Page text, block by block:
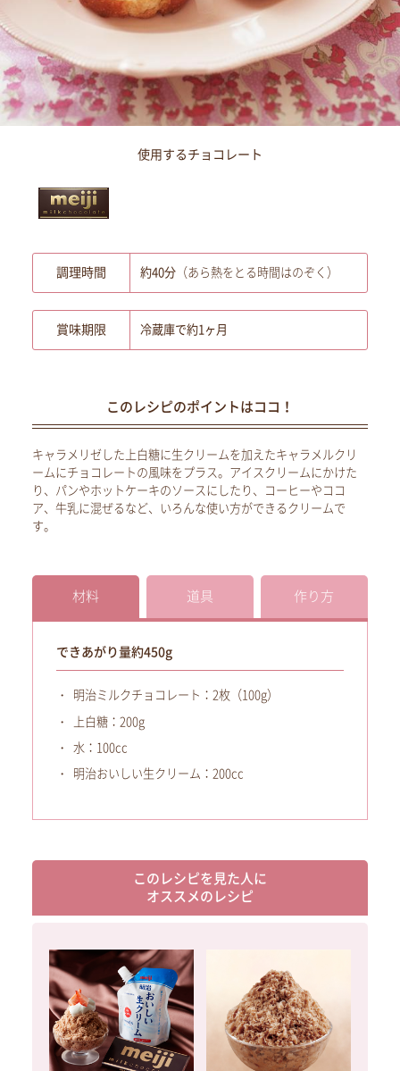
使用するチョコレート
調理時間 約40分 （あら熱をとる時間はのぞく）
賞味期限 冷蔵庫で約1ヶ月
このレシピのポイントはココ！
キャラメリゼした上白糖に生クリームを加えたキャラメルクリ
ームにチョコレートの風味をプラス。アイスクリームにかけた
り、パンやホットケーキのソースにしたり、コーヒーやココ
ア、牛乳に混ぜるなど、いろんな使い方ができるクリームで
す。
材料 道具 作り方
できあがり量約450g
明治ミルクチョコレート：2枚（100g）
上白糖：200g
水：100cc
明治おいしい生クリーム：200cc
このレシピを見た人に
オススメのレシピ